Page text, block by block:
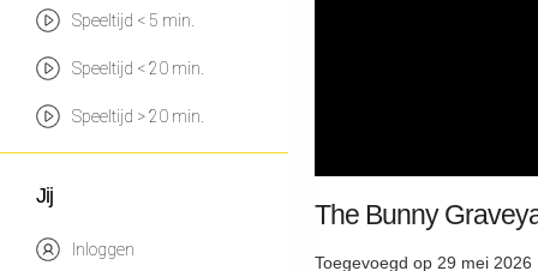
Speeltijd < 5 min.
Speeltijd < 20 min.
Speeltijd > 20 min.
Jij
Inloggen
The Bunny
Toegevoegd op 29 mei